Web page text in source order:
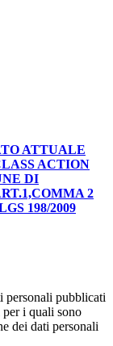
ATTUALE
ACTION
DI
2
198/2009
personali pubblicati
i quali sono
dei dati personali